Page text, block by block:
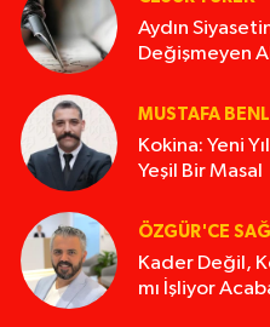
Aydın
Değişmeyen
MUSTAFA BENLI
Kokina: Yeni
Yeşil Bir Masal
ÖZGÜR'CE
Kader Değil,
mı İşliyor